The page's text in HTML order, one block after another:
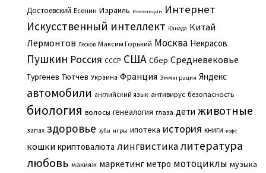
Достоевский Есенин Израиль Инвестиции Интернет
Искусственный интеллект Канада Китай
Лермонтов Лесков Максим Горький Москва Некрасов
Пушкин Россия СССР США Сбер Средневековье
Тургенев Тютчев Украина Франция Эммиграция Яндекс
автомобили английский язык антивирус безопасность
биология волосы генеалогия глаза дети животные
запах здоровье зубы игры ипотека история книги кофе
кошки криптовалюта лингвистикалитература
любовь макияж маркетинг метро мотоциклы музыка